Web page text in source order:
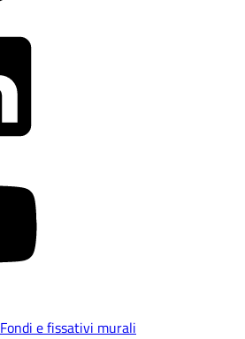
Fondi e fissativi murali